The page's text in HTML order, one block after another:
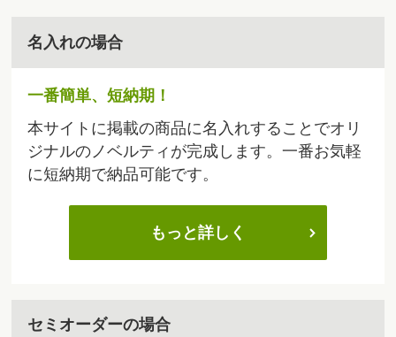
名入れの場合
一番簡単、短納期！
本サイトに掲載の商品に名入れすることでオリ
ジナルのノベルティが完成します。一番お気軽
に短納期で納品可能です。
もっと詳しく
セミオーダーの場合